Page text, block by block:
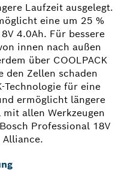
Laufzeit ausgelegt.
eine um 25 %
4.0Ah. Für bessere
innen nach außen
über COOLPACK
den Zellen schaden
Technologie für eine
ermöglicht längere
allen Werkzeugen
Professional 18V
Alliance.